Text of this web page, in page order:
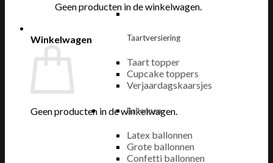
Geen producten in de winkelwagen.
Winkelwagen
Geen producten in de winkelwagen.
Taartversiering
Taart topper
Cupcake toppers
Verjaardagskaarsjes
Ballonnen
Latex ballonnen
Grote ballonnen
Confetti ballonnen